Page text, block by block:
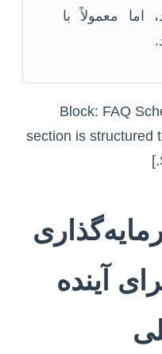
اما معمولاً با
[Block: FAQ
section is structured
آینده